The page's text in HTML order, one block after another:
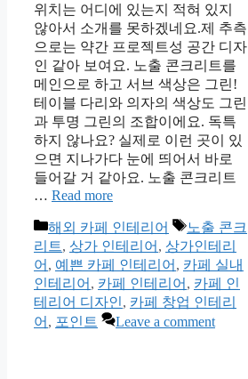
위치는 어디에 있는지 적혀 있지
않아서 소개를 못하겠네요.제 추측
으로는 약간 프로젝트성 공간 디자
인 같아 보여요. 노출 콘크리트를
메인으로 하고 서브 색상은 그린!
테이블 다리와 의자의 색상도 그린
과 투명 그린의 조합이에요. 독특
하지 않나요? 실제로 이런 곳이 있
으면 지나가다 눈에 띄어서 바로
들어갈 거 같아요. 노출 콘크리트
… Read more
Categories
해외 카페 인테리어 Tags
노출 콘크
리트, 상가 인테리어 , 상가인테리
어 , 예쁜 카페 인테리어 , 카페 실내
인테리어 , 카페 인테리어 , 카페 인
테리어 디자인, 카페 창업 인테리
어 , 포인트 Leave a comment